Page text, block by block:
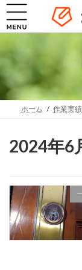
コ
テ
へ
ッ
プ
ナ
ゲ
ョ
移
動
ホーム 作業実
2024年6